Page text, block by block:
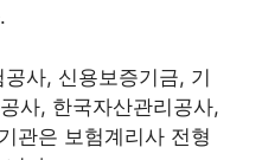
사, 신용보증기금, 기
사, 한국자산관리공사,
관은 보험계리사 전형